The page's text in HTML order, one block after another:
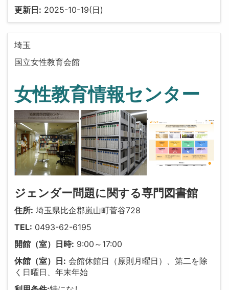
更新日: 2025-10-19(日)
埼玉
国立女性教育会館
女性教育情報センター
, ,
ジェンダー問題に関する専門図書館
住所: 埼玉県比企郡嵐山町菅谷728
TEL: 0493-62-6195
開館（室）日時: 9:00～17:00
休館（室）日: 会館休館日（原則月曜日）、第二を除
く日曜日、年末年始